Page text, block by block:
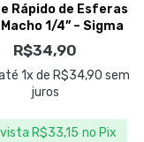
Rápido de Esferas
1/4” – Sigma
Tools
R$34,90
1x de R$34,90 sem
juros
R$33,15 no Pix